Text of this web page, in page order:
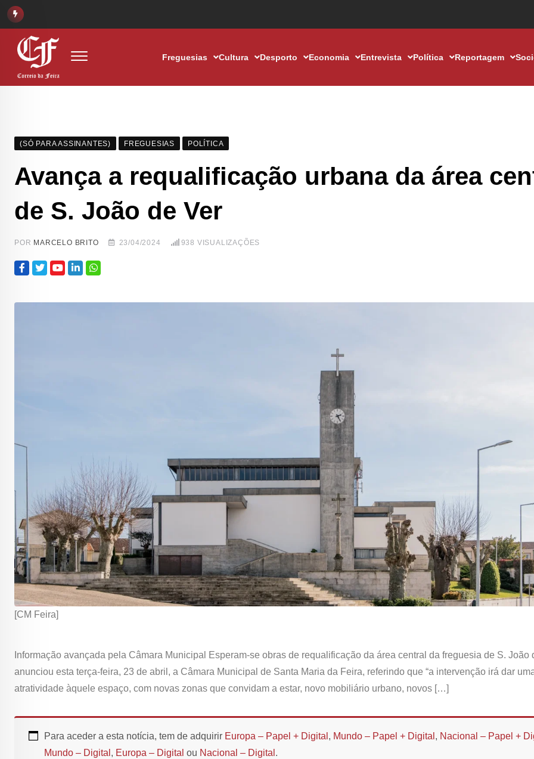
Freguesias Cultura Desporto Economia Entrevista Política Reportagem
(SÓ PARA ASSINANTES) FREGUESIAS POLÍTICA
Avança a requalificação urbana da área
de S. João de Ver
POR MARCELO BRITO 23/04/2024 938 VISUALIZAÇÕES
[CM Feira]
Informação avançada pela Câmara Municipal Esperam-se obras de requalificação da área central da freguesia de S. João
anunciou esta terça-feira, 23 de abril, a Câmara Municipal de Santa Maria da Feira, referindo que “a intervenção irá dar
atratividade àquele espaço, com novas zonas que convidam a estar, novo mobiliário urbano, novos […]
Para aceder a esta notícia, tem de adquirir Europa – Papel + Digital , Mundo – Papel + Digital , Nacional – Papel +
Mundo – Digital , Europa – Digital ou Nacional – Digital .